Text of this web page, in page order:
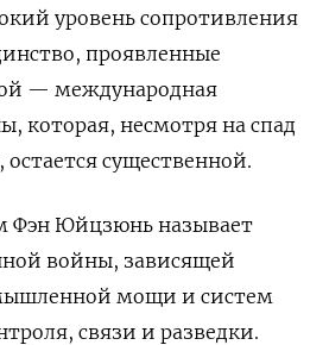
уровень сопротивления
проявленные
— международная
которая, несмотря на спад
существенной.
Фэн Юйцзюнь называет
войны, зависящей
мощи и систем
связи и разведки.